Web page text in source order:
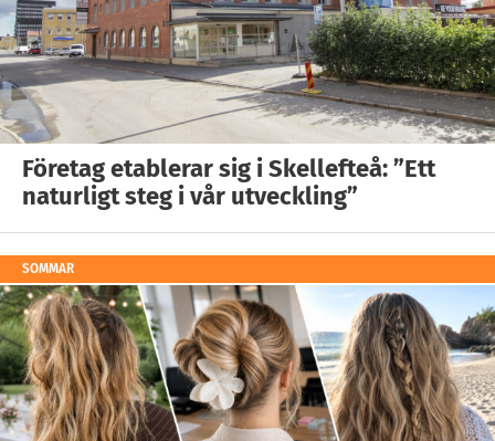
Företag etablerar sig i Skellefteå: ”Ett
naturligt steg i vår utveckling”
SOMMAR